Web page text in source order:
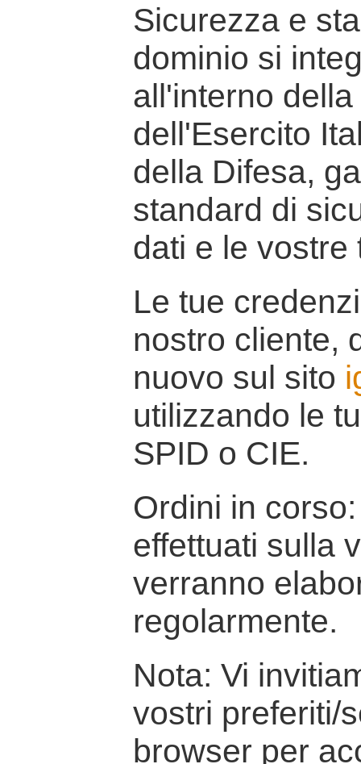
Sicurezza e
dominio si
all'interno
dell'Esercito
della Difesa,
standard di
dati e le vostre
Le tue
nostro cliente,
nuovo sul sito
utilizzando le
SPID o CIE.
Ordini in
effettuati sulla
verranno
regolarmente.
Nota: Vi
vostri preferiti/
browser per